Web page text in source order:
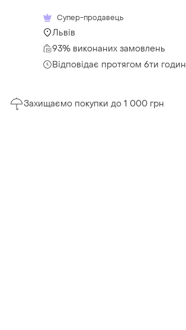
Супер-продавець
Львів
93% виконаних замовлень
Відповідає протягом 6ти годин
Захищаємо покупки до 1 000 грн